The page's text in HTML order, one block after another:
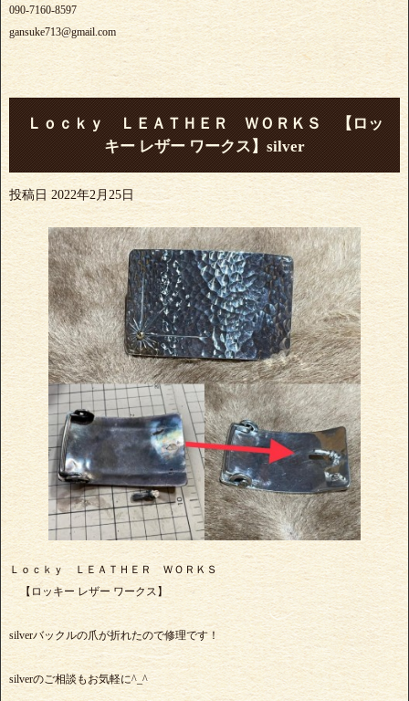
090-7160-8597
gansuke713@gmail.com
Ｌｏｃｋｙ ＬＥＡＴＨＥＲ ＷＯＲＫＳ 【ロッ
キー レザー ワークス】silver
投稿日 2022年2月25日
Ｌｏｃｋｙ ＬＥＡＴＨＥＲ ＷＯＲＫＳ
【ロッキー レザー ワークス】
silverバックルの爪が折れたので修理です！
silverのご相談もお気軽に^_^